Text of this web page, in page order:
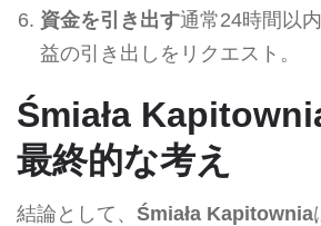
資金を引き出す通常24時間以
益の引き出しをリクエスト。
Śmiała
最終的な考え
結論として、 Śmiała Kapitownia